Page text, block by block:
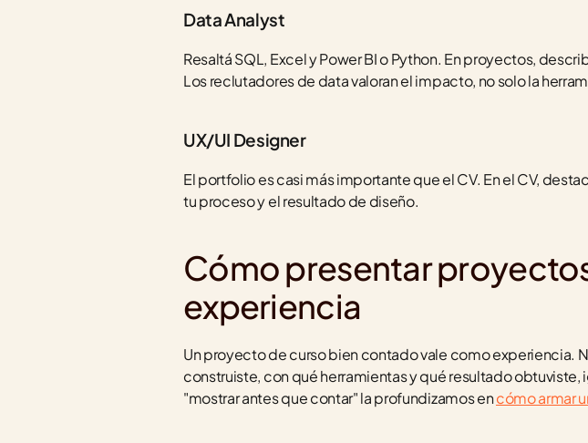
Data Analyst
Resaltá SQL, Excel y Power BI o Python. En proyectos,
Los reclutadores de data valoran el impacto, no solo la
UX/UI Designer
El portfolio es casi más importante que el CV. En el CV,
tu proceso y el resultado de diseño.
Cómo presentar
experiencia
Un proyecto de curso bien contado vale como experiencia.
construiste, con qué herramientas y qué resultado obtuviste,
"mostrar antes que contar" la profundizamos en cómo armar